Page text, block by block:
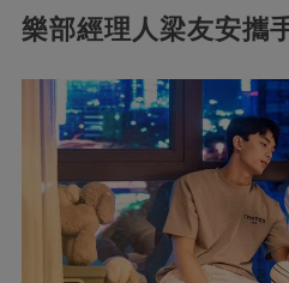
樂部經理人梁友安攜